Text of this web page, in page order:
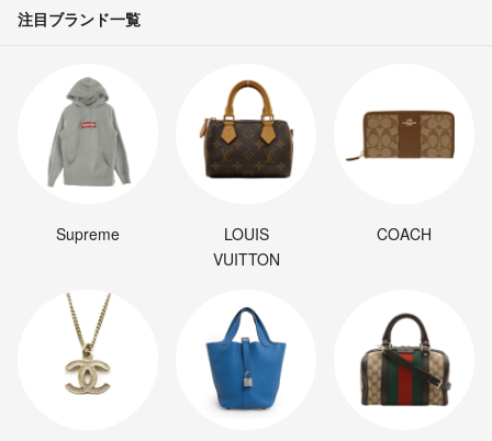
注目ブランド一覧
Supreme
LOUIS
VUITTON
COACH